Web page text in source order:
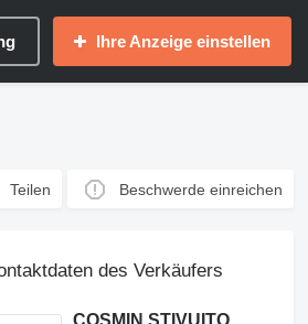
Ihre Anzeige einstellen
Teilen Beschwerde einreichen
des Verkäufers
COSMIN STIVUITOARE